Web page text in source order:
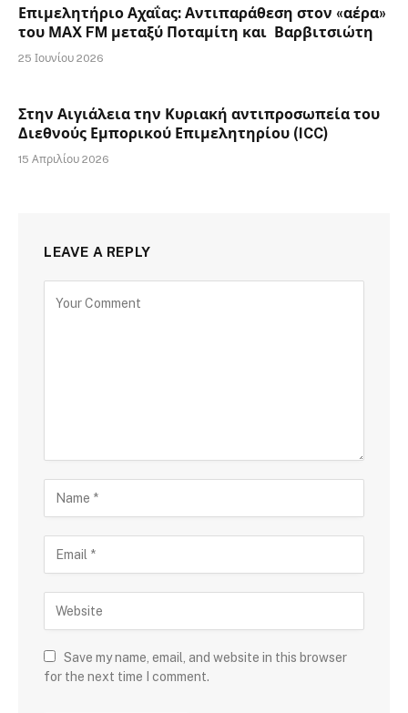
Επιμελητήριο Αχαΐας: Αντιπαράθεση στον «αέρα»
του ΜΑX FM μεταξύ Ποταμίτη και Βαρβιτσιώτη
25 Ιουνίου 2026
Στην Αιγιάλεια την Κυριακή αντιπροσωπεία του
Διεθνούς Εμπορικού Επιμελητηρίου (ICC)
15 Απριλίου 2026
LEAVE A REPLY
Save my name, email, and website in this browser
for the next time I comment.